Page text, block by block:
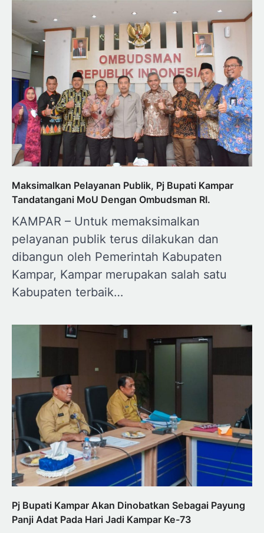
Maksimalkan Pelayanan Publik, Pj Bupati Kampar
Tandatangani MoU Dengan Ombudsman RI.
KAMPAR – Untuk memaksimalkan
pelayanan publik terus dilakukan dan
dibangun oleh Pemerintah Kabupaten
Kampar, Kampar merupakan salah satu
Kabupaten terbaik…
Pj Bupati Kampar Akan Dinobatkan Sebagai Payung
Panji Adat Pada Hari Jadi Kampar Ke-73